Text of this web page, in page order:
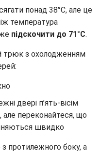
понад 38°C, але це
температура
підскочити до 71°C.
трюк з охолодженням
двері п’ять-вісім
але переконайтеся, що
швидко
протилежного боку, а